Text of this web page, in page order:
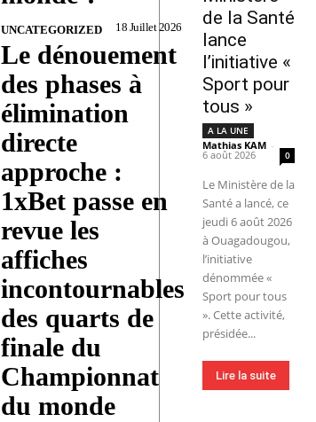
UNCATEGORIZED 18 Juillet 2026
Le dénouement
des phases à
élimination
directe
approche :
1xBet passe en
revue les
affiches
incontournables
des quarts de
finale du
Championnat
du monde
de la Santé
lance
l’initiative «
Sport pour
tous »
A LA UNE
Mathias KAM -
6 août 2026 0
Le Ministère de la
Santé a lancé, ce
jeudi 6 août 2026
à Ouagadougou,
l’initiative
dénommée «
Sport pour tous
». Cette activité,
présidée...
Lire la suite